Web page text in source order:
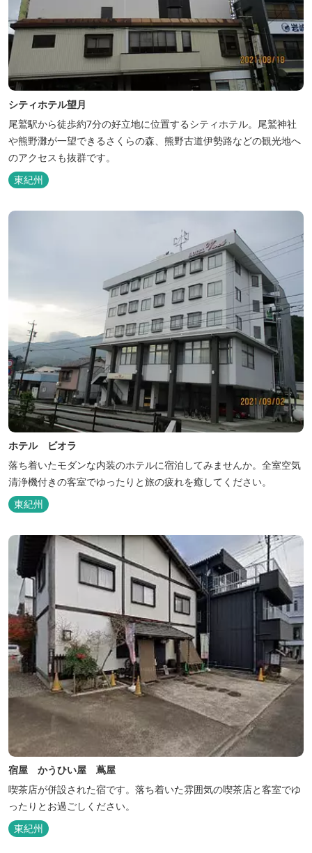
シティホテル望月
尾鷲駅から徒歩約7分の好立地に位置するシティホテル。尾鷲神社
や熊野灘が一望できるさくらの森、熊野古道伊勢路などの観光地へ
のアクセスも抜群です。
東紀州
ホテル ビオラ
落ち着いたモダンな内装のホテルに宿泊してみませんか。全室空気
清浄機付きの客室でゆったりと旅の疲れを癒してください。
東紀州
宿屋 かうひい屋 蔦屋
喫茶店が併設された宿です。落ち着いた雰囲気の喫茶店と客室でゆ
ったりとお過ごしください。
東紀州